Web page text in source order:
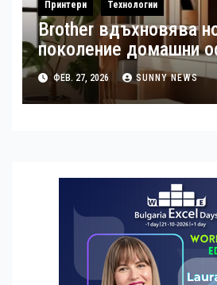
Принтери Технологии
Brother вдъхновява
поколение домашни
интелигентни
ФЕВ. 27, 2026 SUNNY NEWS